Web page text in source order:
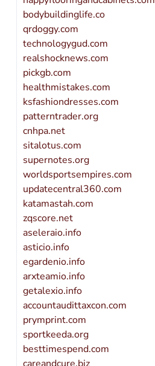
bodybuildinglife.co
qrdoggy.com
technologygud.com
realshocknews.com
pickgb.com
healthmistakes.com
ksfashiondresses.com
patterntrader.org
cnhpa.net
sitalotus.com
supernotes.org
worldsportsempires.com
updatecentral360.com
katamastah.com
zqscore.net
aseleraio.info
asticio.info
egardenio.info
arxteamio.info
getalexio.info
accountaudittaxcon.com
prymprint.com
sportkeeda.org
besttimespend.com